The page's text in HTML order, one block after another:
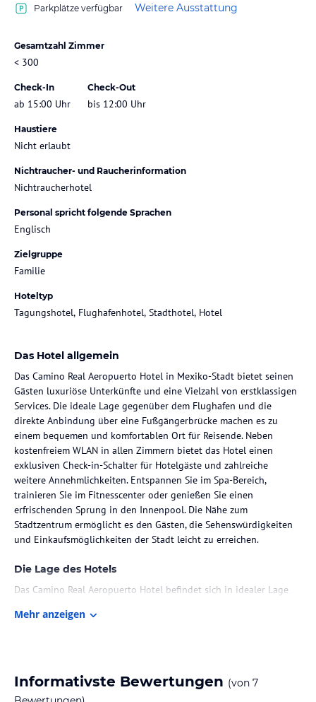
Parkplätze verfügbar Weitere Ausstattung
Gesamtzahl Zimmer
< 300
Check-In
ab 15:00 Uhr
Check-Out
bis 12:00 Uhr
Haustiere
Nicht erlaubt
Nichtraucher- und Raucherinformation
Nichtraucherhotel
Personal spricht folgende Sprachen
Englisch
Zielgruppe
Familie
Hoteltyp
Tagungshotel, Flughafenhotel, Stadthotel, Hotel
Das Hotel allgemein
Das Camino Real Aeropuerto Hotel in Mexiko-Stadt bietet seinen
Gästen luxuriöse Unterkünfte und eine Vielzahl von erstklassigen
Services. Die ideale Lage gegenüber dem Flughafen und die
direkte Anbindung über eine Fußgängerbrücke machen es zu
einem bequemen und komfortablen Ort für Reisende. Neben
kostenfreiem WLAN in allen Zimmern bietet das Hotel einen
exklusiven Check-in-Schalter für Hotelgäste und zahlreiche
weitere Annehmlichkeiten. Entspannen Sie im Spa-Bereich,
trainieren Sie im Fitnesscenter oder genießen Sie einen
erfrischenden Sprung in den Innenpool. Die Nähe zum
Stadtzentrum ermöglicht es den Gästen, die Sehenswürdigkeiten
und Einkaufsmöglichkeiten der Stadt leicht zu erreichen.
Die Lage des Hotels
Das Camino Real Aeropuerto Hotel befindet sich in idealer Lage
eine Fußgängerbrücke ist es direkt mit dem Flughafen verbunden.
und Einkaufsmöglichkeiten. Das Stadtzentrum von Mexiko-Stadt
ist etwa 8 km entfernt und bietet beeindruckende Museen,
Mehr anzeigen
Informativste Bewertungen (von 7